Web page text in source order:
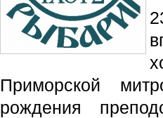
Приморской
рождения